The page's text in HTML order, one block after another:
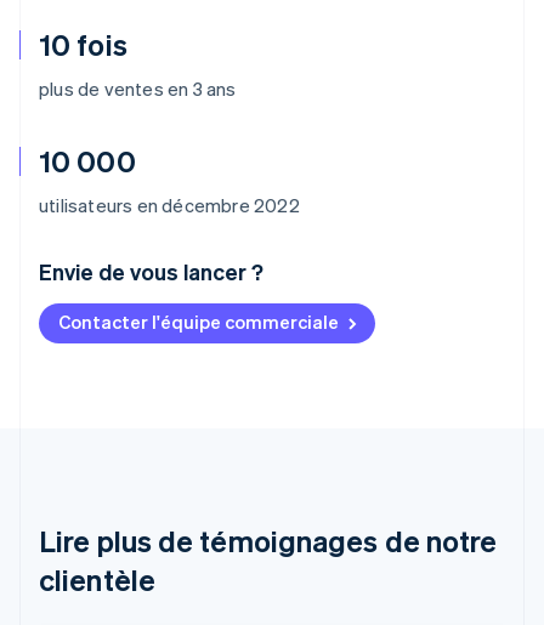
10 fois
plus de ventes en 3 ans
10 000
utilisateurs en décembre 2022
Envie de vous lancer ?
Contacter l'équipe commerciale
Lire plus de témoignages de notre
clientèle
Allemagne
Brésil
PortuguêsEnglish
Bulgarie